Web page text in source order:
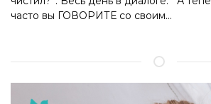
часто вы ГОВОРИТЕ со своим...